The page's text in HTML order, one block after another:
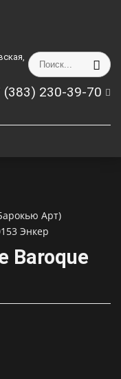
(383) 230-39-70
Арт)
Энкер
Baroque